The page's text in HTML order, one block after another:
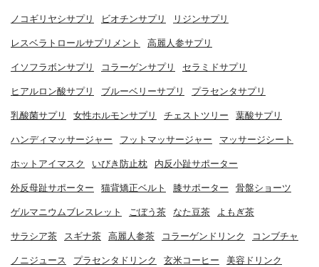
ノコギリヤシサプリ ビオチンサプリ リジンサプリ
レスベラトロールサプリメント 高麗人参サプリ
イソフラボンサプリ コラーゲンサプリ セラミドサプリ
ヒアルロン酸サプリ ブルーベリーサプリ プラセンタサプリ
乳酸菌サプリ 女性ホルモンサプリ チェストツリー 葉酸サプリ
ハンディマッサージャー フットマッサージャー マッサージシート
ホットアイマスク いびき防止枕 内反小趾サポーター
外反母趾サポーター 猫背矯正ベルト 膝サポーター 骨盤ショーツ
ゲルマニウムブレスレット ごぼう茶 なた豆茶 よもぎ茶
サラシア茶 スギナ茶 高麗人参茶 コラーゲンドリンク コンブチャ
ノニジュース プラセンタドリンク 玄米コーヒー 美容ドリンク